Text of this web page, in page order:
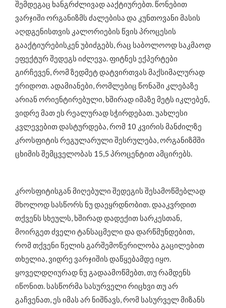
შემდეგაც ხანგრძლივად ააქტიურებთ. წონებით
ვარჯიში ორგანიზმს ძალებისა და კუნთოვანი მასის
აღდგენისთვის კალორიების წვის პროცესის
გააქტიურებისკენ უბიძგებს, რაც საბოლოოდ საკმაოდ
ეფექტურ შედეგს იძლევა. ფიტნეს ექპერტები
გირჩევენ, რომ ზედმეტ დატვირთვას მაქსიმალურად
ერიდოთ. ადამიანები, რომლებიც წონაში კლებაზე
არიან ორიენტირებული, ხშირად იმაზე მეტს იკლებენ,
ვიდრე მათ ეს რეალურად სჭირდებათ. უახლესი
კვლევებით დასტურდება, რომ 10 კვირის მანძილზე
კროსფიტის რეგულარული შესრულება, ორგანიზმში
ცხიმის შემცველობას 15,5 პროცენტით ამცირებს.
კროსფიტისგან მიღებული შედეგის შესამოწმებლად
მხოლოდ სასწორს ნუ დაეყრდნობით. დააკვრდით
თქვენს სხეულს, ხშირად დადექით სარკესთან,
მოირგეთ ძველი ტანსაცმელი და დარწმუნდებით,
რომ თქვენი წელის გარშემოწერილობა გაცილებით
თხელია, ვიდრე ვარჯიშის დაწყებამდე იყო.
ყოველდღიურად ნუ გადაამოწმებთ, თუ რამდენს
იწონით. სასწორმა სასურველი რიცხვი თუ არ
გაჩვენათ, ეს იმას არ ნიშნავს, რომ სასურველ მიზანს